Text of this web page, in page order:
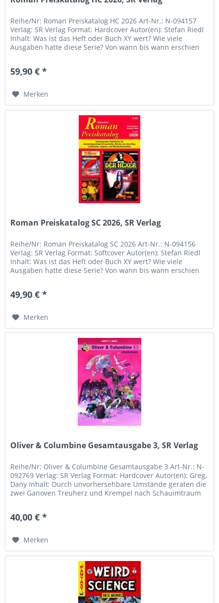
Reihe/Nr: Roman Preiskatalog HC 2026 Art-Nr.: N-094157
Verlag: SR Verlag Format: Hardcover Autor(en): Stefan Riedl
Inhalt: Was ist das Heft oder Buch XY wert? Wie viele
Ausgaben hatte diese Serie? Von wann bis wann erschien
59,90 € *
Merken
Roman Preiskatalog SC 2026, SR Verlag
Reihe/Nr: Roman Preiskatalog SC 2026 Art-Nr.: N-094156
Verlag: SR Verlag Format: Softcover Autor(en): Stefan Riedl
Inhalt: Was ist das Heft oder Buch XY wert? Wie viele
Ausgaben hatte diese Serie? Von wann bis wann erschien
49,90 € *
Merken
Oliver & Columbine Gesamtausgabe 3, SR Verlag
Reihe/Nr: Oliver & Columbine Gesamtausgabe 3 Art-Nr.: N-
092769 Verlag: SR Verlag Format: Hardcover Autor(en): Greg,
Dany Inhalt: Durch unvorhersehbare Umstände geraten die
zwei Ganoven Treuherz und Krempel nach Schauimtraum
40,00 € *
Merken